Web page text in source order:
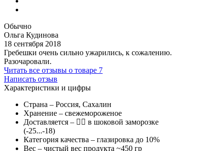
Обычно
Ольга Кудинова
18 сентября 2018
Гребешки очень сильно ужарились, к сожалению.
Разочаровали.
Читать все отзывы о товаре 7
Написать отзыв
Характеристики и цифры
Страна – Россия, Сахалин
Хранение – свежемороженое
Доставляется –
в шоковой заморозке
(-25...-18)
Категория качества – глазировка до 10%
Вес – чистый вес продукта ~450 гр